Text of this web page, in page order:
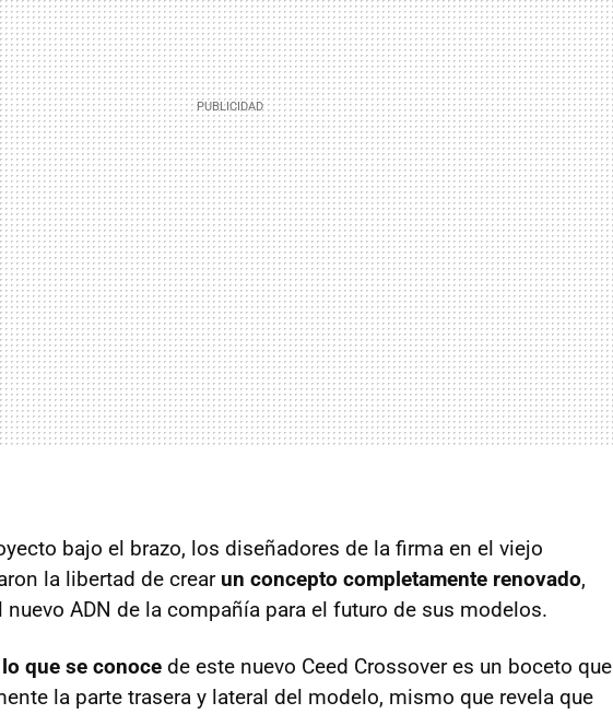
bajo el brazo, los diseñadores de la firma en el viejo
la libertad de crear un concepto completamente renovado,
nuevo ADN de la compañía para el futuro de sus modelos.
que se conoce de este nuevo Ceed Crossover es un boceto que
la parte trasera y lateral del modelo, mismo que revela que